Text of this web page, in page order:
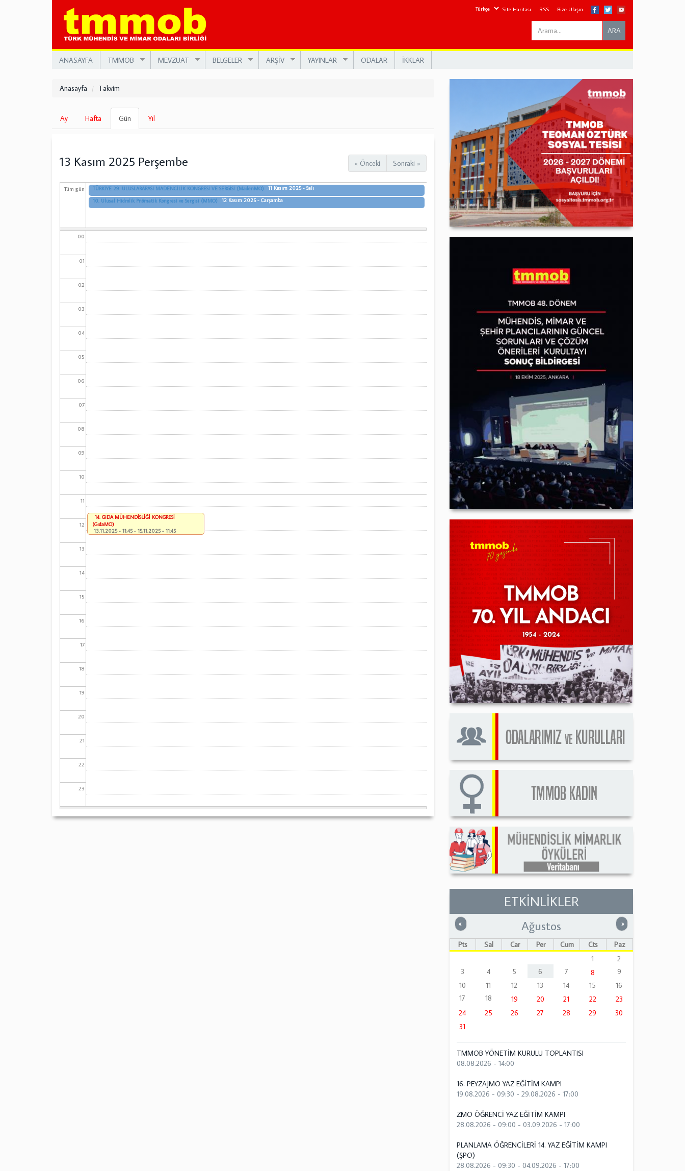
Site Haritası RSS Bize Ulaşın
Search
this
ARA
ANASAYFA TMMOB MEVZUAT BELGELER ARŞİV YAYINLAR ODALAR İKKLAR
Anasayfa Takvim
Birincil
sekmeler
Ay Hafta Gün
sekme)
Yıl
« Önceki Sonraki »
13 Kasım 2025 Perşembe
Tüm gün TÜRKİYE 29. ULUSLARARASI MADENCİLİK KONGRESİ VE SERGİSİ (MadenMO)
11 Kasım 2025 - Salı
10. Ulusal Hidrolik Pnömatik Kongresi ve Sergisi (MMO)
12 Kasım 2025 - Çarşamba
00
01
02
03
04
05
06
07
08
09
10
11
12
13
14
15
16
17
18
19
20
21
22
23
14. GIDA MÜHENDİSLİĞİ KONGRESİ
(GıdaMO)
13.11.2025 - 11:45- 15.11.2025 - 11:45
ETKİNLİKLER
« Önceki »Sonraki
Ağustos
Pts Sal Çar Per Cum Cts
Paz
1
2
3
4 5 6 7 8
9
10
11 12 13 14 15
16
17
18 19 20 21 22
23
24
25 26 27 28 29
30
31
TMMOB YÖNETİM KURULU TOPLANTISI
08.08.2026 - 14:00
16. PEYZAJMO YAZ EĞİTİM KAMPI
19.08.2026 - 09:30 -29.08.2026 - 17:00
ZMO ÖĞRENCİ YAZ EĞİTİM KAMPI
28.08.2026 - 09:00 -03.09.2026 - 17:00
PLANLAMA ÖĞRENCİLERİ 14. YAZ EĞİTİM KAMPI
(ŞPO)
28.08.2026 - 09:30 -04.09.2026 - 17:00